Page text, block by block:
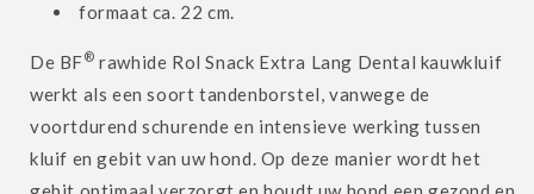
formaat ca. 22 cm.
De BF® rawhide Rol Snack Extra Lang Dental kauwkluif
werkt als een soort tandenborstel, vanwege de
voortdurend schurende en intensieve werking tussen
kluif en gebit van uw hond. Op deze manier wordt het